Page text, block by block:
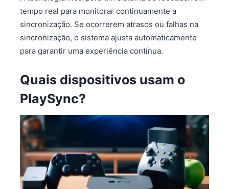
tempo real para monitorar continuamente a
sincronização. Se ocorrerem atrasos ou falhas na
sincronização, o sistema ajusta automaticamente
para garantir uma experiência contínua.
Quais dispositivos usam o
PlaySync?